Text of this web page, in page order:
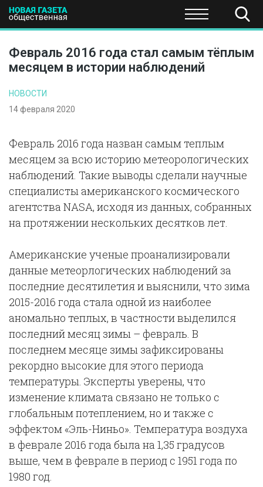
ПОЛИТИКА ЭКОНОМИКА НАУКА И
Февраль 2016 года стал самым тёплым
месяцем в истории наблюдений
НОВОСТИ
14 февраля 2020
Февраль 2016 года назван самым теплым
месяцем за всю историю метеорологических
наблюдений. Такие выводы сделали научные
специалисты американского космического
агентства NASA, исходя из данных, собранных
на протяжении нескольких десятков лет.
Американские ученые проанализировали
данные метеорлогических наблюдений за
последние десятилетия и выяснили, что зима
2015-2016 года стала одной из наиболее
аномально теплых, в частности выделился
последний месяц зимы – февраль. В
последнем месяце зимы зафиксированы
рекордно высокие для этого периода
температуры. Эксперты уверены, что
изменение климата связано не только с
глобальным потеплением, но и также с
эффектом «Эль-Ниньо». Температура воздуха
в феврале 2016 года была на 1,35 градусов
выше, чем в феврале в период с 1951 года по
1980 год.